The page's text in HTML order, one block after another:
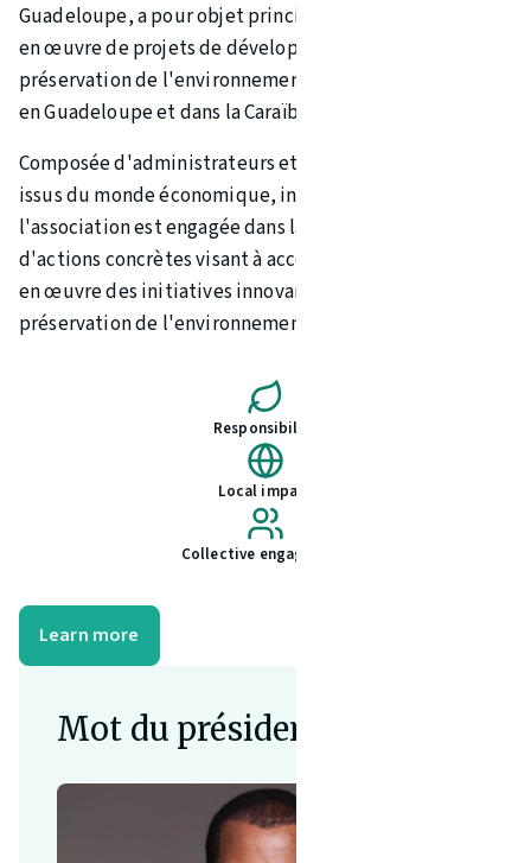
Guadeloupe, a pour objet principal de favoriser la mise
en œuvre de projets de développement durable et de
préservation de l'environnement et de la biodiversité
en Guadeloupe et dans la Caraïbe.
Composée d'administrateurs et de bénévoles caribéens
issus du monde économique, institutionnel et culturel,
l'association est engagée dans la mise en œuvre
d'actions concrètes visant à accompagner et à mettre
en œuvre des initiatives innovantes en matière de
préservation de l'environnement.
Responsibility
Local impact
Collective engagement
Learn more
Mot du président